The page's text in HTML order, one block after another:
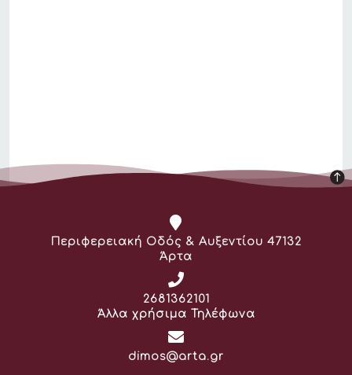
Διεύθυνση:
Περιφερειακή Οδός & Αυξεντίου 47132
Άρτα
Τηλέφωνο:
2681362101
Άλλα χρήσιμα Τηλέφωνα
Email:
dimos@arta.gr